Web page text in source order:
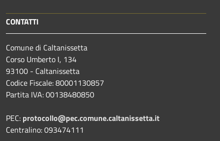
CONTATTI
Comune di Caltanissetta
Corso Umberto I, 134
93100 - Caltanissetta
Codice Fiscale: 80001130857
Partita IVA: 00138480850
PEC: protocollo@pec.comune.caltanissetta.it
Centralino: 093474111